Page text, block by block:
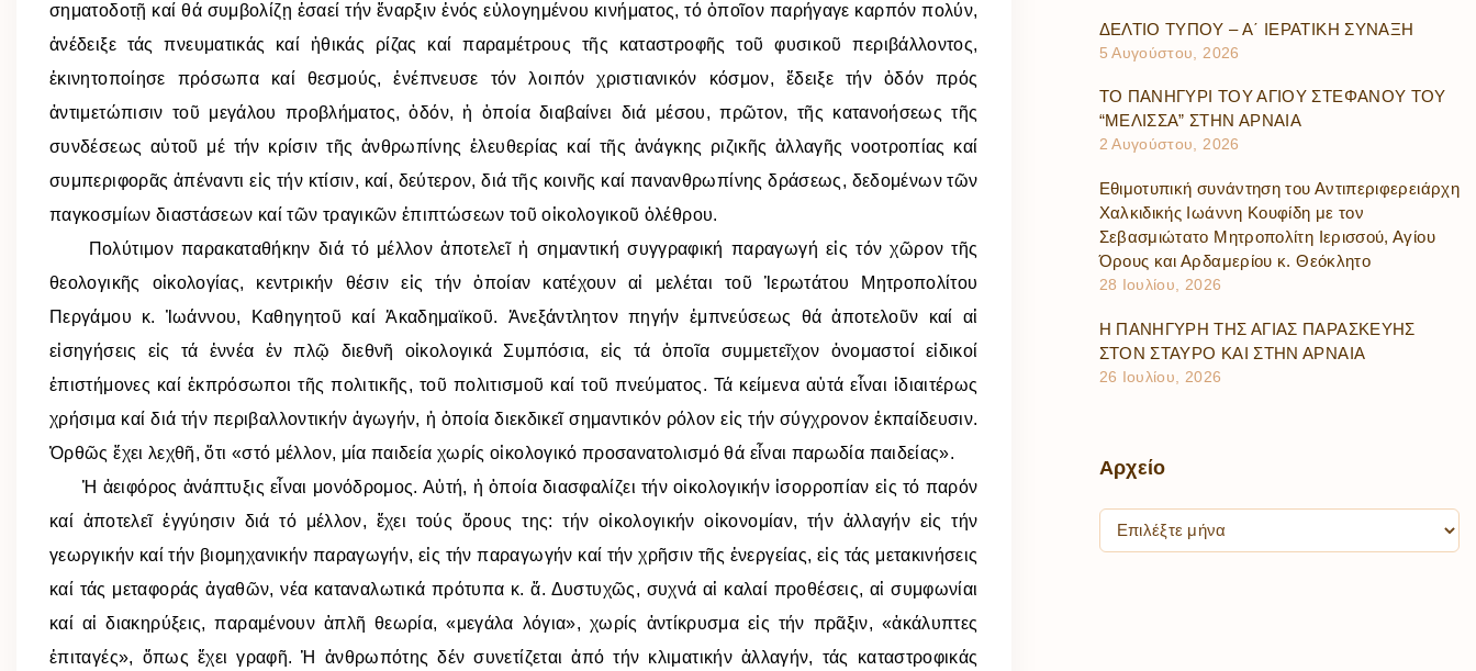
σηματοδοτῇ καί θά συμβολίζῃ ἐσαεί τήν ἔναρξιν ἑνός εὐλογημένου κινήματος, τό ὁποῖον παρήγαγε καρπόν πολύν,
ἀνέδειξε τάς πνευματικάς καί ἠθικάς ρίζας καί παραμέτρους τῆς καταστροφῆς τοῦ φυσικοῦ περιβάλλοντος,
ἐκινητοποίησε πρόσωπα καί θεσμούς, ἐνέπνευσε τόν λοιπόν χριστιανικόν κόσμον, ἔδειξε τήν ὁδόν πρός
ἀντιμετώπισιν τοῦ μεγάλου προβλήματος, ὁδόν, ἡ ὁποία διαβαίνει διά μέσου, πρῶτον, τῆς κατανοήσεως τῆς
συνδέσεως αὐτοῦ μέ τήν κρίσιν τῆς ἀνθρωπίνης ἐλευθερίας καί τῆς ἀνάγκης ριζικῆς ἀλλαγῆς νοοτροπίας καί
συμπεριφορᾶς ἀπέναντι εἰς τήν κτίσιν, καί, δεύτερον, διά τῆς κοινῆς καί πανανθρωπίνης δράσεως, δεδομένων τῶν
παγκοσμίων διαστάσεων καί τῶν τραγικῶν ἐπιπτώσεων τοῦ οἰκολογικοῦ ὀλέθρου.
Πολύτιμον παρακαταθήκην διά τό μέλλον ἀποτελεῖ ἡ σημαντική συγγραφική παραγωγή εἰς τόν χῶρον τῆς
θεολογικῆς οἰκολογίας, κεντρικήν θέσιν εἰς τήν ὁποίαν κατέχουν αἱ μελέται τοῦ Ἱερωτάτου Μητροπολίτου
Περγάμου κ. Ἰωάννου, Καθηγητοῦ καί Ἀκαδημαϊκοῦ. Ἀνεξάντλητον πηγήν ἐμπνεύσεως θά ἀποτελοῦν καί αἱ
εἰσηγήσεις εἰς τά ἐννέα ἐν πλῷ διεθνῆ οἰκολογικά Συμπόσια, εἰς τά ὁποῖα συμμετεῖχον ὀνομαστοί εἰδικοί
ἐπιστήμονες καί ἐκπρόσωποι τῆς πολιτικῆς, τοῦ πολιτισμοῦ καί τοῦ πνεύματος. Τά κείμενα αὐτά εἶναι ἰδιαιτέρως
χρήσιμα καί διά τήν περιβαλλοντικήν ἀγωγήν, ἡ ὁποία διεκδικεῖ σημαντικόν ρόλον εἰς τήν σύγχρονον ἐκπαίδευσιν.
Ὀρθῶς ἔχει λεχθῆ, ὅτι «στό μέλλον, μία παιδεία χωρίς οἰκολογικό προσανατολισμό θά εἶναι παρωδία παιδείας».
Ἡ ἀειφόρος ἀνάπτυξις εἶναι μονόδρομος. Αὐτή, ἡ ὁποία διασφαλίζει τήν οἰκολογικήν ἰσορροπίαν εἰς τό παρόν
καί ἀποτελεῖ ἐγγύησιν διά τό μέλλον, ἔχει τούς ὅρους της: τήν οἰκολογικήν οἰκονομίαν, τήν ἀλλαγήν εἰς τήν
γεωργικήν καί τήν βιομηχανικήν παραγωγήν, εἰς τήν παραγωγήν καί τήν χρῆσιν τῆς ἐνεργείας, εἰς τάς μετακινήσεις
καί τάς μεταφοράς ἀγαθῶν, νέα καταναλωτικά πρότυπα κ. ἄ. Δυστυχῶς, συχνά αἱ καλαί προθέσεις, αἱ συμφωνίαι
καί αἱ διακηρύξεις, παραμένουν ἁπλῆ θεωρία, «μεγάλα λόγια», χωρίς ἀντίκρυσμα εἰς τήν πρᾶξιν, «ἀκάλυπτες
ἐπιταγές», ὅπως ἔχει γραφῆ. Ἡ ἀνθρωπότης δέν συνετίζεται ἀπό τήν κλιματικήν ἀλλαγήν, τάς καταστροφικάς
ΔΕΛΤΙΟ ΤΥΠΟΥ – Α΄ ΙΕΡΑΤΙΚΗ ΣΥΝΑΞΗ
5 Αυγούστου, 2026
ΤΟ ΠΑΝΗΓΥΡΙ ΤΟΥ ΑΓΙΟΥ ΣΤΕΦΑΝΟΥ ΤΟΥ
“ΜΕΛΙΣΣΑ” ΣΤΗΝ ΑΡΝΑΙΑ
2 Αυγούστου, 2026
Εθιμοτυπική συνάντηση του Αντιπεριφερειάρχη
Χαλκιδικής Ιωάννη Κουφίδη με τον
Σεβασμιώτατο Μητροπολίτη Ιερισσού, Αγίου
Όρους και Αρδαμερίου κ. Θεόκλητο
28 Ιουλίου, 2026
Η ΠΑΝΗΓΥΡΗ ΤΗΣ ΑΓΙΑΣ ΠΑΡΑΣΚΕΥΗΣ
ΣΤΟΝ ΣΤΑΥΡΟ ΚΑΙ ΣΤΗΝ ΑΡΝΑΙΑ
26 Ιουλίου, 2026
Αρχείο